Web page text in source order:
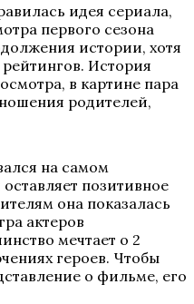
идея сериала,
первого сезона
истории, хотя
История
в картине пара
родителей,
на самом
позитивное
она показалась
актеров
мечтает о 2
героев. Чтобы
о фильме, его